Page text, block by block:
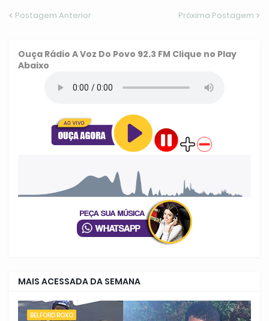
Postagem Anterior Próxima Postagem
Ouça Rádio A Voz Do Povo 92.3 FM Clique no Play
Abaixo
MAIS ACESSADA DA SEMANA
BELFORD ROXO